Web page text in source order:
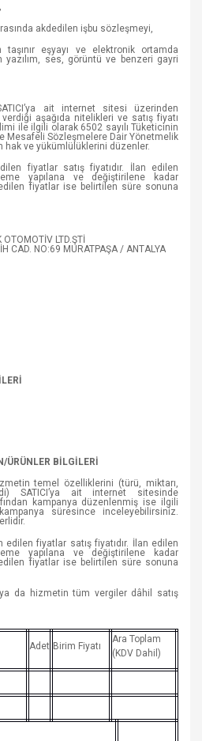
akdedilen işbu sözleşmeyi,
eşyayı ve elektronik ortamda
yazılım, ses, görüntü ve benzeri gayri
ait internet sitesi üzerinden
aşağıda nitelikleri ve satış fiyatı
ile ilgili olarak 6502 sayılı Tüketicinin
Mesafeli Sözleşmelere Dair Yönetmelik
hak ve yükümlülüklerini düzenler.
fiyatlar satış fiyatıdır. İlan edilen
yapılana ve değiştirilene kadar
fiyatlar ise belirtilen süre sonuna
LTD.ŞTİ
CAD. NO:69 MURATPAŞA / ANTALYA
ÜRÜNLER BİLGİLERİ
temel özelliklerini (türü, miktarı,
SATICI’ya ait internet sitesinde
kampanya düzenlenmiş ise ilgili
süresince inceleyebilirsiniz.
fiyatlar satış fiyatıdır. İlan edilen
yapılana ve değiştirilene kadar
fiyatlar ise belirtilen süre sonuna
da hizmetin tüm vergiler dâhil satış
Adet Birim Fiyatı
Ara Toplam
(KDV Dahil)